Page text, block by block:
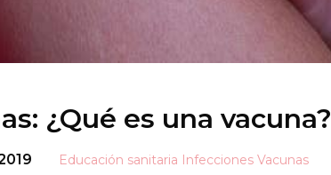
¿Qué es una vacuna?
Educación sanitaria Infecciones Vacunas